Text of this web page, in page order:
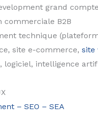
grand
commerciale B2B
technique
site e-commerce, site
logiciel, intelligence
– SEO – SEA